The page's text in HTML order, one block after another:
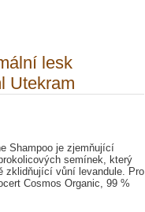
lesk
Utekram
Shampoo je zjemňující
semínek, který
zklidňující vůní levandule. Pro
Cosmos Organic, 99 %